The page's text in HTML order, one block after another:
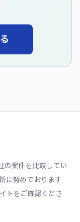
の案件を比較してい
に努めております
トをご確認くださ